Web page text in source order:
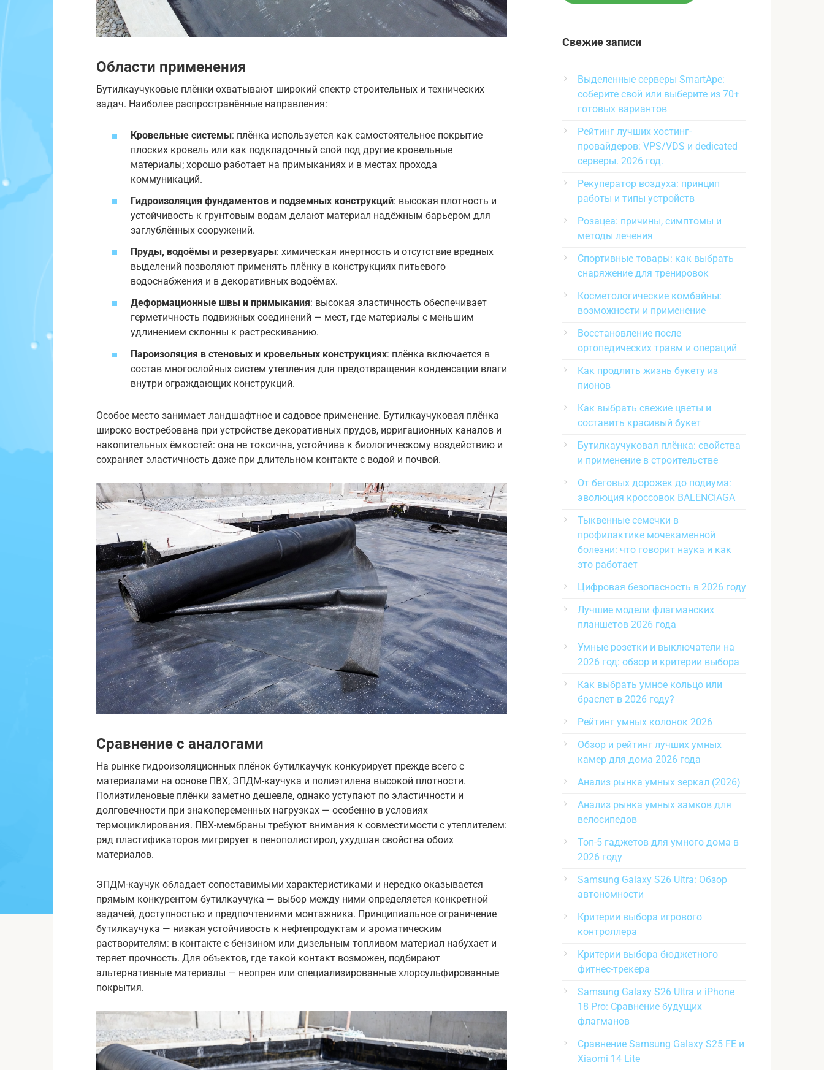
Области применения
Бутилкаучуковые плёнки охватывают широкий спектр строительных и технических
задач. Наиболее распространённые направления:
Кровельные системы: плёнка используется как самостоятельное покрытие
плоских кровель или как подкладочный слой под другие кровельные
материалы; хорошо работает на примыканиях и в местах прохода
коммуникаций.
Гидроизоляция фундаментов и подземных конструкций: высокая плотность и
устойчивость к грунтовым водам делают материал надёжным барьером для
заглублённых сооружений.
Пруды, водоёмы и резервуары: химическая инертность и отсутствие вредных
выделений позволяют применять плёнку в конструкциях питьевого
водоснабжения и в декоративных водоёмах.
Деформационные швы и примыкания: высокая эластичность обеспечивает
герметичность подвижных соединений — мест, где материалы с меньшим
удлинением склонны к растрескиванию.
Пароизоляция в стеновых и кровельных конструкциях: плёнка включается в
состав многослойных систем утепления для предотвращения конденсации влаги
внутри ограждающих конструкций.
Особое место занимает ландшафтное и садовое применение. Бутилкаучуковая плёнка
широко востребована при устройстве декоративных прудов, ирригационных каналов и
накопительных ёмкостей: она не токсична, устойчива к биологическому воздействию и
сохраняет эластичность даже при длительном контакте с водой и почвой.
Сравнение с аналогами
На рынке гидроизоляционных плёнок бутилкаучук конкурирует прежде всего с
материалами на основе ПВХ, ЭПДМ-каучука и полиэтилена высокой плотности.
Полиэтиленовые плёнки заметно дешевле, однако уступают по эластичности и
долговечности при знакопеременных нагрузках — особенно в условиях
термоциклирования. ПВХ-мембраны требуют внимания к совместимости с утеплителем:
ряд пластификаторов мигрирует в пенополистирол, ухудшая свойства обоих
материалов.
ЭПДМ-каучук обладает сопоставимыми характеристиками и нередко оказывается
прямым конкурентом бутилкаучука — выбор между ними определяется конкретной
задачей, доступностью и предпочтениями монтажника. Принципиальное ограничение
бутилкаучука — низкая устойчивость к нефтепродуктам и ароматическим
растворителям: в контакте с бензином или дизельным топливом материал набухает и
теряет прочность. Для объектов, где такой контакт возможен, подбирают
альтернативные материалы — неопрен или специализированные хлорсульфированные
покрытия.
Свежие записи
Выделенные серверы SmartApe:
соберите свой или выберите из 70+
готовых вариантов
Рейтинг лучших хостинг-
провайдеров: VPS/VDS и dedicated
серверы. 2026 год.
Рекуператор воздуха: принцип
работы и типы устройств
Розацеа: причины, симптомы и
методы лечения
Спортивные товары: как выбрать
снаряжение для тренировок
Косметологические комбайны:
возможности и применение
Восстановление после
ортопедических травм и операций
Как продлить жизнь букету из
пионов
Как выбрать свежие цветы и
составить красивый букет
Бутилкаучуковая плёнка: свойства
и применение в строительстве
От беговых дорожек до подиума:
эволюция кроссовок BALENCIAGA
Тыквенные семечки в
профилактике мочекаменной
болезни: что говорит наука и как
это работает
Цифровая безопасность в 2026 году
Лучшие модели флагманских
планшетов 2026 года
Умные розетки и выключатели на
2026 год: обзор и критерии выбора
Как выбрать умное кольцо или
браслет в 2026 году?
Рейтинг умных колонок 2026
Обзор и рейтинг лучших умных
камер для дома 2026 года
Анализ рынка умных зеркал (2026)
Анализ рынка умных замков для
велосипедов
Топ-5 гаджетов для умного дома в
2026 году
Samsung Galaxy S26 Ultra: Обзор
автономности
Критерии выбора игрового
контроллера
Критерии выбора бюджетного
фитнес-трекера
Samsung Galaxy S26 Ultra и iPhone
18 Pro: Сравнение будущих
флагманов
Сравнение Samsung Galaxy S25 FE и
Xiaomi 14 Lite